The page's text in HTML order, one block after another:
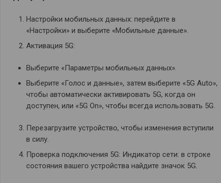
Настройки мобильных данных: перейдите в
«Настройки» и выберите «Мобильные данные».
Активация 5G:
Выберите «Параметры мобильных данных».
Выберите «Голос и данные», затем выберите «5G Auto»,
чтобы автоматически активировать 5G, когда он
доступен, или «5G On», чтобы всегда использовать 5G.
Перезагрузите устройство, чтобы изменения вступили
в силу.
Проверка подключения 5G: Индикатор сети: в строке
состояния вашего устройства найдите значок 5G.